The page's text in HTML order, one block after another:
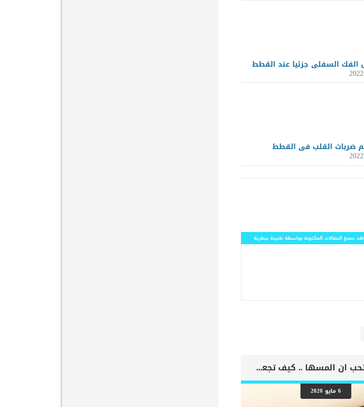
الفك السفلى جزئيا عند القطط
ضربات القلب فى القطط
جميع المقالات المكتوبة بواسطة طبيبة بيطرية
قطتي لا تحب ان المسها .. كيف تجعل القطة الصغيرة تعتاد الأشخاص الجدد
6 مايو 2020